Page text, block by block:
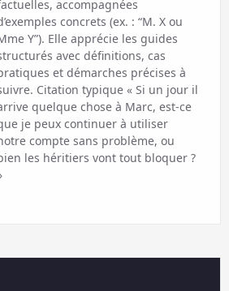
accompagnées
concrets (ex. : “M. X ou
Y”). Elle apprécie les guides
avec définitions, cas
et démarches précises à
Citation typique « Si un jour il
quelque chose à Marc, est-ce
je peux continuer à utiliser
compte sans problème, ou
les héritiers vont tout bloquer ?